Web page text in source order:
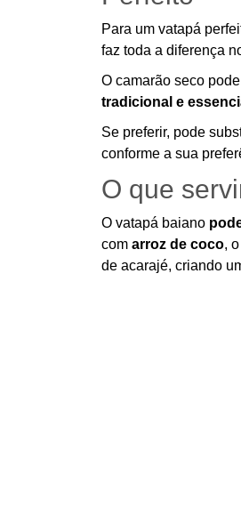
Para um vatapá
faz toda a diferença
O camarão seco
tradicional e
Se preferir, pode
conforme a sua
O que
O vatapá baiano
com arroz de coco,
de acarajé, criando